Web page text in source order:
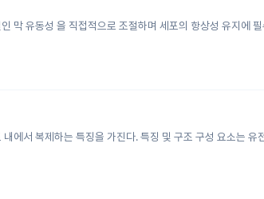
막 유동성 을 직접적으로 조절하며 세포의 항상성 유지에
에서 복제하는 특징을 가진다. 특징 및 구조 구성 요소는